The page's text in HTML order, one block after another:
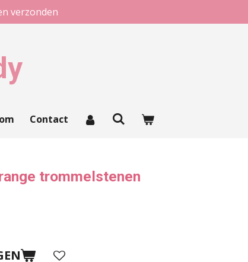
verzonden
Contact
trommelstenen